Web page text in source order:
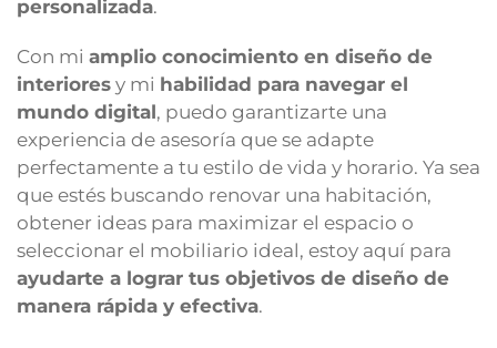
personalizada.
Con mi amplio conocimiento en diseño de
interiores y mi habilidad para navegar el
mundo digital, puedo garantizarte una
experiencia de asesoría que se adapte
perfectamente a tu estilo de vida y horario. Ya sea
que estés buscando renovar una habitación,
obtener ideas para maximizar el espacio o
seleccionar el mobiliario ideal, estoy aquí para
ayudarte a lograr tus objetivos de diseño de
manera rápida y efectiva.